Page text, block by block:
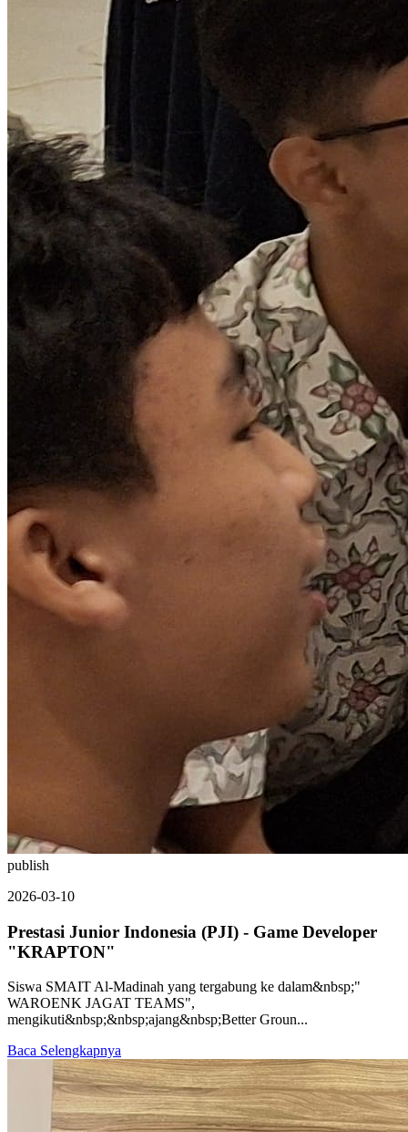
publish
2026-03-10
Prestasi Junior Indonesia (PJI) - Game Developer
"KRAPTON"
Siswa SMAIT Al-Madinah yang tergabung ke dalam&nbsp;"
WAROENK JAGAT TEAMS",
mengikuti&nbsp;&nbsp;ajang&nbsp;Better Groun...
Baca Selengkapnya